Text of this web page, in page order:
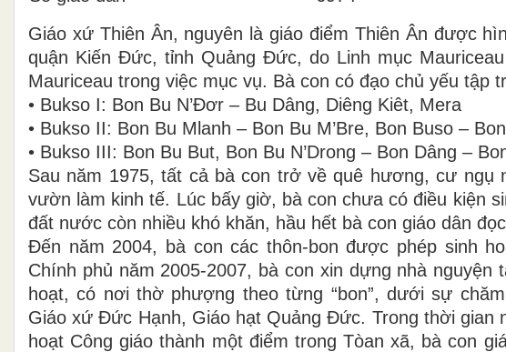
Giáo xứ Thiên Ân, nguyên là giáo điểm Thiên Ân được
quận Kiến Đức, tỉnh Quảng Đức, do Linh mục
Mauriceau trong việc mục vụ. Bà con có đạo chủ yếu tập
• Bukso I: Bon Bu N’Đơr – Bu Dâng, Diêng Kiêt, Mera
• Bukso II: Bon Bu Mlanh – Bon Bu M’Bre, Bon Buso –
• Bukso III: Bon Bu But, Bon Bu N’Drong – Bon Dâng –
Sau năm 1975, tất cả bà con trở về quê hương, cư ngụ
vườn làm kinh tế. Lúc bấy giờ, bà con chưa có điều kiện
đất nước còn nhiều khó khăn, hầu hết bà con giáo dân
Đến năm 2004, bà con các thôn-bon được phép sinh
Chính phủ năm 2005-2007, bà con xin dựng nhà
hoạt, có nơi thờ phượng theo từng “bon”, dưới sự
Giáo xứ Đức Hạnh, Giáo hạt Quảng Đức. Trong thời gian
hoạt Công giáo thành một điểm trong Tòan xã, bà con